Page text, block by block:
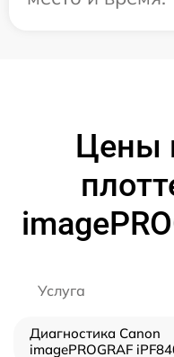
Цены
Услуга
Диагностика Canon
imagePROGRAF